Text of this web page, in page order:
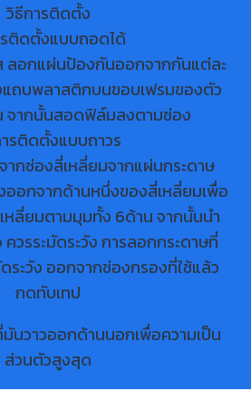
วิธีการติดตั้ง
รติดตั้งแบบถอดได้
ลอกแผ่นป้องกันออกจากกันแต่ละ
แถบพลาสติกบนขอบเฟรมของตัว
จากนั้นสอดฟิล์มลงตามช่อง
รติดตั้งแบบถาวร
กช่องสี่เหลี่ยมจากแผ่นกระดาษ
อกจากด้านหนึ่งของสี่เหลี่ยมเพื่อ
หลี่ยมตามมุมทั้ง 6ด้าน จากนั้นนำ
วรระมัดระวัง การลอกกระดาษที่
ระวัง ออกจากช่องกรองที่ใช้แล้ว
กดทับเทป
นวาวออกด้านนอกเพื่อความเป็น
ส่วนตัวสูงสุด